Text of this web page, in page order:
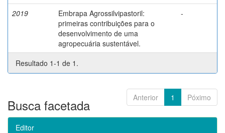
2019
Embrapa Agrossilvipastoril:
primeiras contribuições para o
desenvolvimento de uma
agropecuária sustentável.
-
Resultado 1-1 de 1.
Anterior 1 Póximo
Busca facetada
Editor